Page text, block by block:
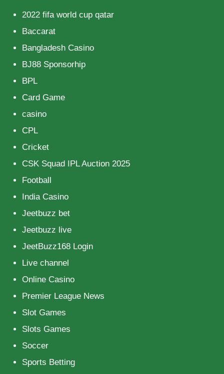
2022 fifa world cup qatar
Baccarat
Bangladesh Casino
BJ88 Sponsorhip
BPL
Card Game
casino
CPL
Cricket
CSK Squad IPL Auction 2025
Football
India Casino
Jeetbuzz bet
Jeetbuzz live
JeetBuzz168 Login
Live channel
Online Casino
Premier League News
Slot Games
Slots Games
Soccer
Sports Betting